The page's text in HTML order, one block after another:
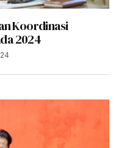
Koordinasi
2024